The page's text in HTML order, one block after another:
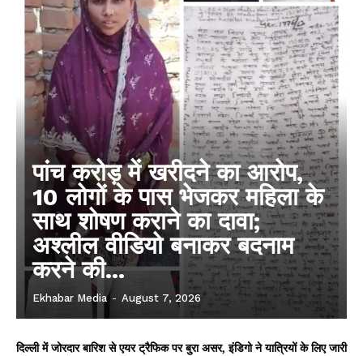
पांच करोड़ में खरीदने का आरोप,
10 लोगों के पास भेजकर महिला के
साथ शोषण कराने का दावा;
अश्लील वीडियो बनाकर बदनाम
करने की...
Ekhabar Media - August 7, 2026
दिल्ली में जोरदार बारिश से एयर ट्रैफिक पर बुरा असर, इंडिगो ने यात्रियों के लिए जारी